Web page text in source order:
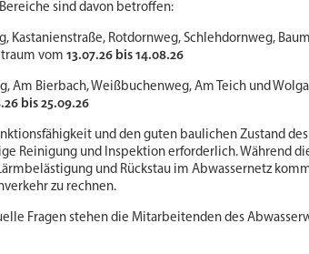
sind davon betroffen:
Kastanienstraße, Rotdornweg, Schlehdornweg,
vom 13.07.26 bis 14.08.26
Am Bierbach, Weißbuchenweg, Am Teich und
bis 25.09.26
und den guten baulichen Zustand
Reinigung und Inspektion erforderlich. Während
und Rückstau im Abwassernetz
zu rechnen.
Fragen stehen die Mitarbeitenden des